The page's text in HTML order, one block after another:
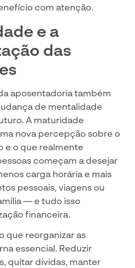
com atenção.
e a
das
aposentadoria também
de mentalidade
A maturidade
nova percepção sobre o
e o que realmente
começam a desejar
carga horária e mais
pessoais, viagens ou
— e tudo isso
financeira.
que reorganizar as
essencial. Reduzir
quitar dívidas, manter